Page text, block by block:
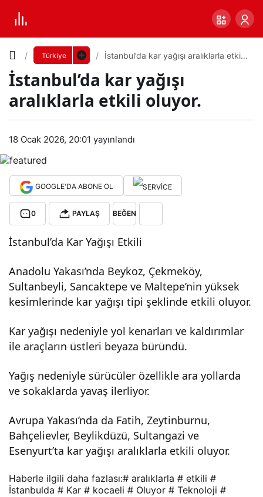
Türkiye
İstanbul’da kar yağışı aralıklarla etkili
İstanbul’da kar yağışı
aralıklarla etkili oluyor.
18 Ocak 2026, 20:01 yayınlandı
GOOGLE'DA ABONE OL
0 PAYLAŞ BEĞEN
İstanbul’da Kar Yağışı Etkili
Anadolu Yakası’nda Beykoz, Çekmeköy,
Sultanbeyli, Sancaktepe ve Maltepe’nin yüksek
kesimlerinde kar yağışı tipi şeklinde etkili oluyor.
Kar yağışı nedeniyle yol kenarları ve kaldırımlar
ile araçların üstleri beyaza büründü.
Yağış nedeniyle sürücüler özellikle ara yollarda
ve sokaklarda yavaş ilerliyor.
Avrupa Yakası’nda da Fatih, Zeytinburnu,
Bahçelievler, Beylikdüzü, Sultangazi ve
Esenyurt’ta kar yağışı aralıklarla etkili oluyor.
İsta
’da
kar
şı
klarl
a
oluy
Yazı
Boyutunu
Küçük 100% Dev
Varsayılana
dön
Haberle ilgili daha fazlası:# aralıklarla # etkili #
İstanbulda # Kar # kocaeli # Oluyor # Teknoloji #